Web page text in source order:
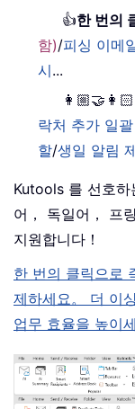
👍한 번의
함)/피싱 이메
시...
👩🏼‍🤝‍👩🏻
락처 추가 일
할/생일 알림
Kutools 를 선호하
어， 독일어， 프
지원합니다！
한 번의 클릭으로
제하세요。 더 이
업무 효율을 높이